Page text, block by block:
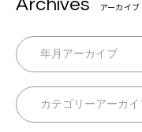
Archives アーカイブ